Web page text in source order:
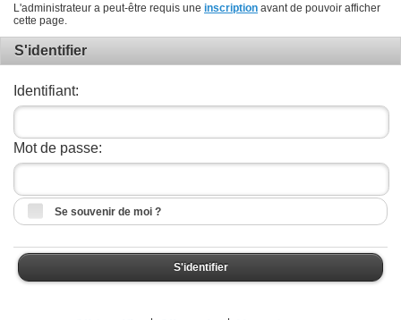
L'administrateur a peut-être requis une inscription avant de pouvoir afficher
cette page.
S'identifier
Identifiant:
Mot de passe:
Se souvenir de moi ?
S'identifier